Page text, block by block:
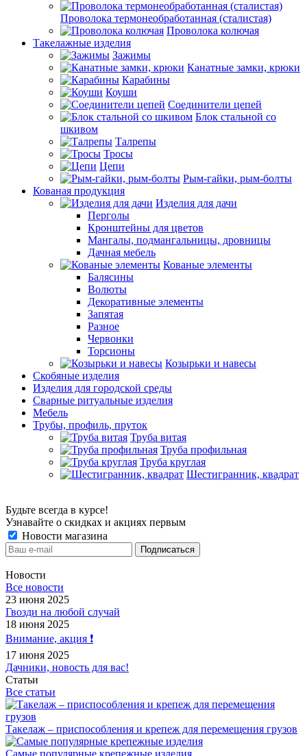
Проволока термонеобработанная (сталистая)
Проволока колючая
Такелажные изделия
Зажимы
Канатные замки, крюки
Карабины
Коуши
Соединители цепей
Блок стальной со
шкивом
Талрепы
Тросы
Цепи
Рым-гайки, рым-болты
Кованая продукция
Изделия для дачи
Перголы
Кронштейны для цветов
Мангалы, подмангальницы, дровницы
Дачная мебель
Кованые элементы
Балясины
Волюты
Декоративные элементы
Запятая
Разное
Червонки
Торсионы
Козырьки и навесы
Скобяные изделия
Изделия для городской среды
Сварные ритуальные изделия
Мебель
Трубы, профиль, пруток
Труба витая
Труба профильная
Труба круглая
Шестигранник, квадрат
Будьте всегда в курсе!
Узнавайте о скидках и акциях первым
Новости магазина
Новости
Все новости
23 июня 2025
Гвозди на любой случай
18 июня 2025
Внимание, акция ❗️
17 июня 2025
Дачники, новость для вас!
Статьи
Все статьи
Такелаж – приспособления и крепеж для перемещения грузов
Самые популярные крепежные изделия